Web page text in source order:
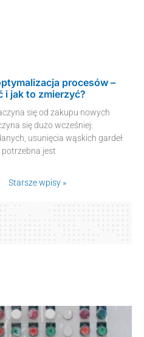
procesów –
i jak to zmierzyć?
się od zakupu nowych
się dużo wcześniej:
usunięcia wąskich gardeł
potrzebna jest
Starsze wpisy »